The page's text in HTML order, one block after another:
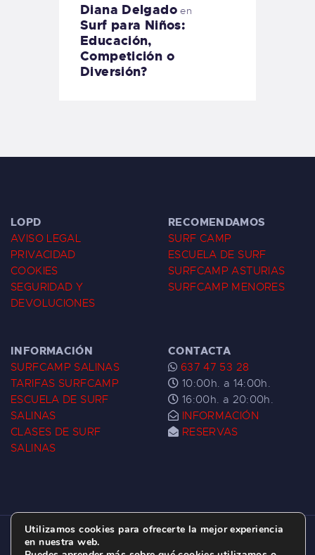
Diana Delgadoen
Surf para Niños:
Educación,
Competición o
Diversión?
LOPD
AVISO LEGAL
PRIVACIDAD
COOKIES
SEGURIDAD Y
DEVOLUCIONES
RECOMENDAMOS
SURF CAMP
ESCUELA DE SURF
SURFCAMP ASTURIAS
SURFCAMP MENORES
INFORMACIÓN
SURFCAMP SALINAS
TARIFAS SURFCAMP
ESCUELA DE SURF
SALINAS
CLASES DE SURF
SALINAS
CONTACTA
637 47 53 28
10:00h. a 14:00h.
16:00h. a 20:00h.
INFORMACIÓN
RESERVAS
ESCUELA DE SURF LAS DUNAS ©
2026.
Utilizamos cookies para ofrecerte la mejor experiencia
en nuestra web.